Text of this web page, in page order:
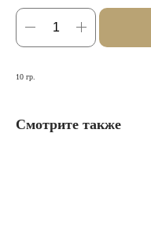
10 гр.
Смотрите также